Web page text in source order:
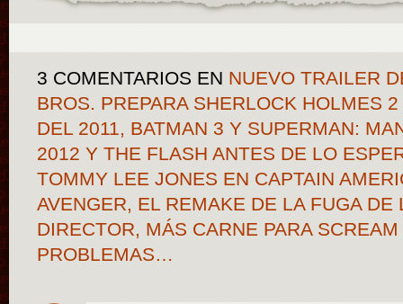
3 COMENTARIOS EN NUEVO TRAILER
BROS. PREPARA SHERLOCK HOLMES
DEL 2011, BATMAN 3 Y SUPERMAN:
2012 Y THE FLASH ANTES DE LO
TOMMY LEE JONES EN CAPTAIN
AVENGER, EL REMAKE DE LA FUGA DE
DIRECTOR, MÁS CARNE PARA
PROBLEMAS…